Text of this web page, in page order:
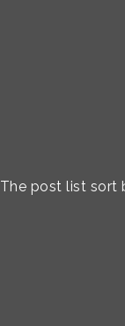
The post list sort